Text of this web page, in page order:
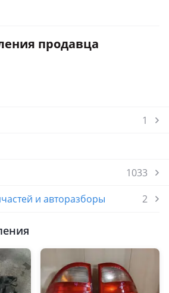
1999 - 2002 W210/S210 рестайлинг
1999 - 2002 W210/S210 рестайлинг
рестайлинг, 1995 - 1999 W210/S210
продавца
1
1033
и авторазборы
2